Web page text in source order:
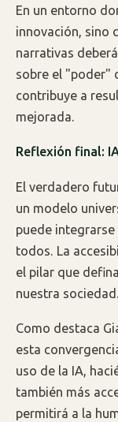
En un entorno
innovación, sino
narrativas
sobre el "poder"
contribuye a
mejorada.
Reflexión final:
El verdadero
un modelo
puede
todos. La
el pilar que
nuestra sociedad.
Como destaca
esta
uso de la IA,
también más
permitirá a la